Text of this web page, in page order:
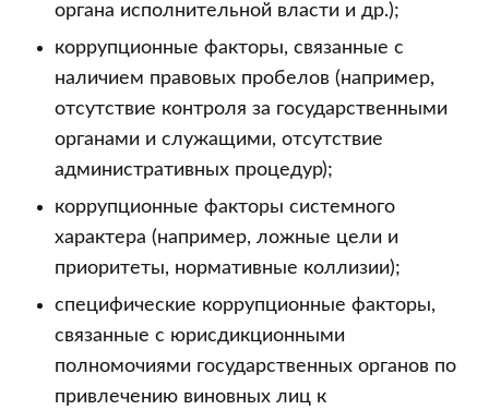
органа исполнительной власти и др.);
коррупционные факторы, связанные с
наличием правовых пробелов (например,
отсутствие контроля за государственными
органами и служащими, отсутствие
административных процедур);
коррупционные факторы системного
характера (например, ложные цели и
приоритеты, нормативные коллизии);
специфические коррупционные факторы,
связанные с юрисдикционными
полномочиями государственных органов по
привлечению виновных лиц к